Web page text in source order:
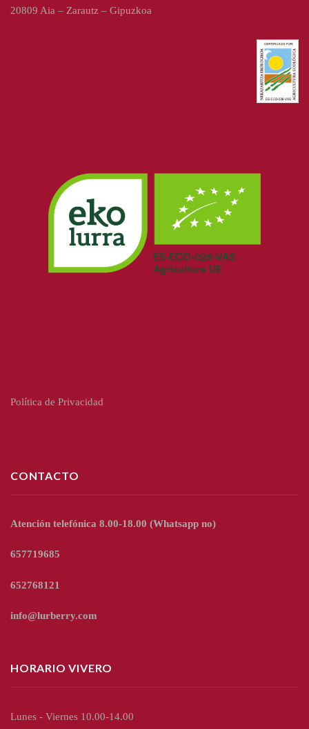
20809 Aia – Zarautz – Gipuzkoa
Política de Privacidad
CONTACTO
Atención telefónica 8.00-18.00 (Whatsapp no)
657719685
652768121
info@lurberry.com
HORARIO VIVERO
Lunes - Viernes 10.00-14.00